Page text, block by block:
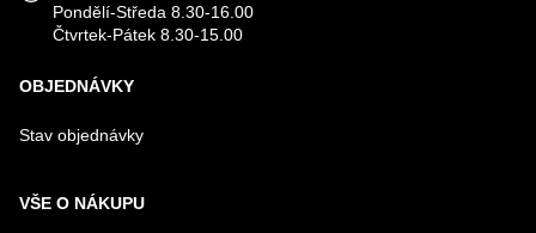
Pondělí-Středa 8.30-16.00
Čtvrtek-Pátek 8.30-15.00
OBJEDNÁVKY
Stav objednávky
VŠE O NÁKUPU